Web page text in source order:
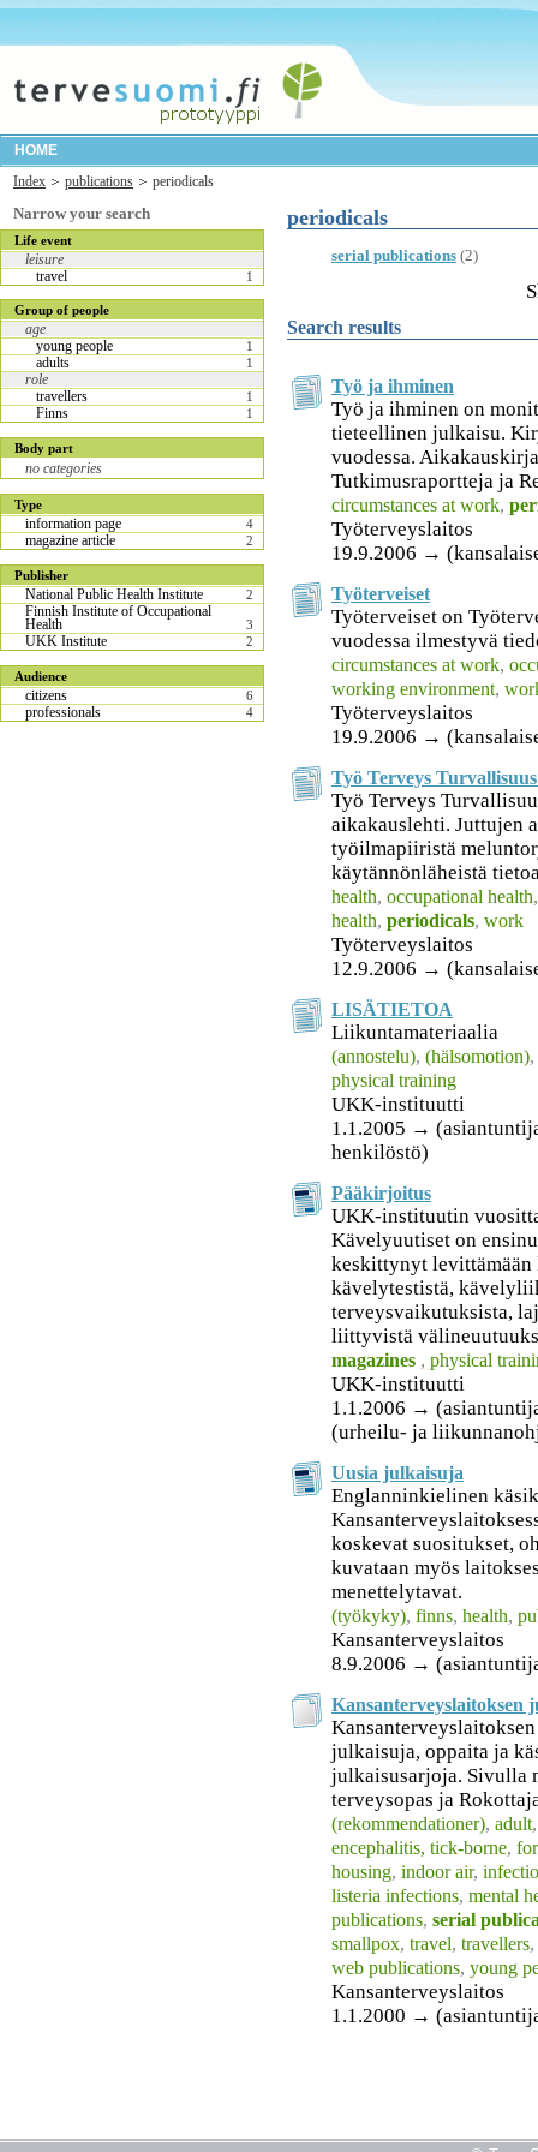
HOME
Index
publications periodicals
Narrow your search
Life event
leisure
travel
1
Group of people
age
young people
1
adults 1
role
travellers
1
Finns 1
Body part
no categories
Type
information page 4
magazine article 2
Publisher
National Public Health Institute 2
Finnish Institute of Occupational
Health 3
UKK Institute 2
Audience
citizens 6
professionals 4
periodicals
serial publications (2)
Search results
Työ ja ihminen
Työ ja ihminen on
tieteellinen julkaisu.
vuodessa.
Tutkimusraportteja ja
circumstances at work,
Työterveyslaitos
19.9.2006 →
Työterveiset
Työterveiset on
vuodessa ilmestyvä
circumstances at work,
working environment,
Työterveyslaitos
19.9.2006 →
Työ Terveys
Työ Terveys
aikakauslehti. Juttujen
työilmapiiristä
käytännönläheistä
health, occupational health
health, periodicals, work
Työterveyslaitos
12.9.2006 →
LISÄTIETOA
Liikuntamateriaalia
(annostelu), (hälsomotion),
physical training
UKK-instituutti
1.1.2005 →
henkilöstö)
Pääkirjoitus
UKK-instituutin
Kävelyuutiset on
keskittynyt
kävelytestistä,
terveysvaikutuksista,
liittyvistä
magazines , physical
UKK-instituutti
1.1.2006 →
(urheilu- ja
Uusia julkaisuja
Englanninkielinen
koskevat suositukset,
kuvataan myös
menettelytavat.
(työkyky), finns, health,
Kansanterveyslaitos
8.9.2006 →
Kansanterveyslaitoksen
julkaisuja, oppaita ja
julkaisusarjoja. Sivulla
terveysopas ja
(rekommendationer), adult
encephalitis, tick-borne,
housing, indoor air,
listeria infections, mental
publications, serial
smallpox, travel, travellers,
web publications, young
Kansanterveyslaitos
1.1.2000 →